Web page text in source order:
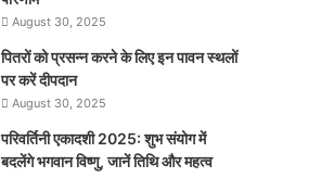
August 30, 2025
पितरों को प्रसन्न करने के लिए इन पावन स्थलों
पर करें दीपदान
August 30, 2025
परिवर्तिनी एकादशी 2025: शुभ संयोग में
बदलेंगे भगवान विष्णु, जानें तिथि और महत्व